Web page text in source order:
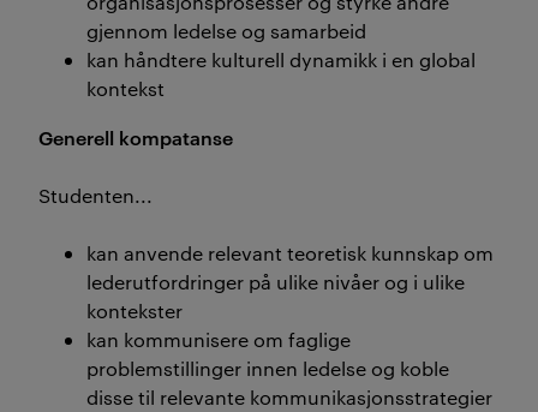
gjennom ledelse og samarbeid
kan håndtere kulturell dynamikk i en global
kontekst
Generell kompatanse
Studenten...
kan anvende relevant teoretisk kunnskap om
lederutfordringer på ulike nivåer og i ulike
kontekster
kan kommunisere om faglige
problemstillinger innen ledelse og koble
disse til relevante kommunikasjonsstrategier